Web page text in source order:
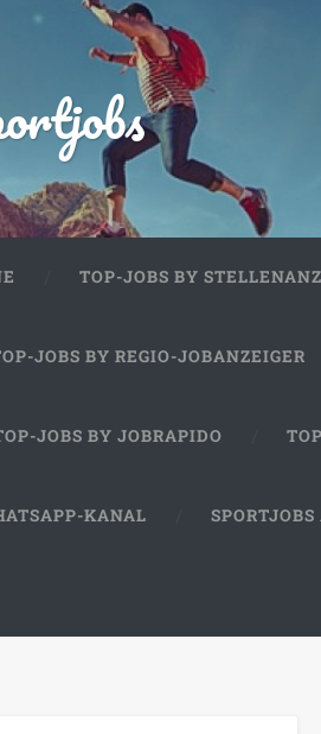
TOP-JOBS BY
JOBS BY REGIO-JOBANZEIGER
JOBS BY JOBRAPIDO
KANAL SPORTJOBS